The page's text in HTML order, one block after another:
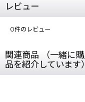
レビュー
0件のレビュー
関連商品 （一緒に
品を紹介しています）